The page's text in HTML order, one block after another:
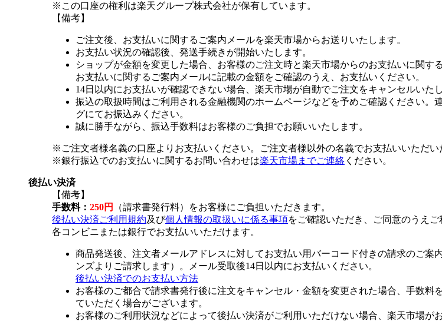
※この口座の権利は楽天グループ株式会社が保有しています。
【備考】
ご注文後、お支払いに関するご案内メールを楽天市場からお送りいたします。
お支払い状況の確認後、発送手続きが開始いたします。
ショップが金額を変更した場合、お客様のご注文時と楽天市場からのお支払いに関す
お支払いに関するご案内メールに記載の金額をご確認のうえ、お支払いください。
14日以内にお支払いが確認できない場合、楽天市場が自動でご注文をキャンセルいたし
振込の取扱時間はご利用される金融機関のホームページなどを予めご確認ください
グにてお振込みください。
誠に勝手ながら、振込手数料はお客様のご負担でお願いいたします。
※ご注文者様名義の口座よりお支払いください。ご注文者様以外の名義でお支払いいただ
※銀行振込でのお支払いに関するお問い合わせは楽天市場までご連絡 ください。
後払い決済
【備考】
手数料： 250円
（請求書発行料）をお客様にご負担いただきます。
後払い決済ご利用規約及び個人情報の取扱いに係る事項をご確認いただき、ご同意のうえご
各コンビニまたは銀行でお支払いいただけます。
商品発送後、注文者メールアドレスに対してお支払い用バーコード付きの請求のご
ンズよりご請求します）。メール受取後14日以内にお支払いください。
後払い決済でのお支払い方法
お客様のご都合で請求書発行後に注文をキャンセル・金額を変更された場合、手数
ていただく場合がございます。
お客様のご利用状況などによって後払い決済がご利用いただけない場合、楽天市場が